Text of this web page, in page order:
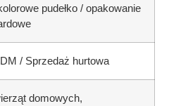
pudełko / opakowanie
/ Sprzedaż hurtowa
domowych,